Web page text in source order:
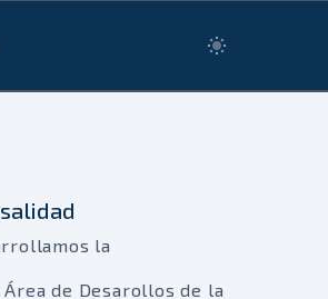
Switch to
la
de Desarollos de la